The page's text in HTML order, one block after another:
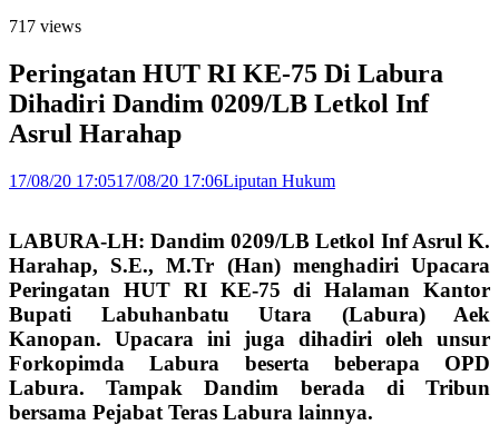
717 views
Peringatan HUT RI KE-75 Di Labura
Dihadiri Dandim 0209/LB Letkol Inf
Asrul Harahap
17/08/20 17:0517/08/20 17:06Liputan Hukum
LABURA-LH: Dandim 0209/LB Letkol Inf Asrul K.
Harahap, S.E., M.Tr (Han) menghadiri Upacara
Peringatan HUT RI KE-75 di Halaman Kantor
Bupati Labuhanbatu Utara (Labura) Aek
Kanopan. Upacara ini juga dihadiri oleh unsur
Forkopimda Labura beserta beberapa OPD
Labura. Tampak Dandim berada di Tribun
bersama Pejabat Teras Labura lainnya.